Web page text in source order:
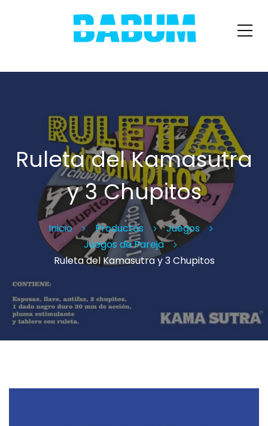
Ruleta del Kamasutra
y 3 Chupitos
Inicio Productos
Juegos
Juegos de Pareja
Ruleta del Kamasutra y 3 Chupitos